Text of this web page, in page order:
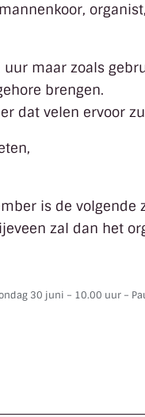
maar zoals
brengen.
dat velen ervoor
is de
zal dan het
30 juni – 10.00 uur –